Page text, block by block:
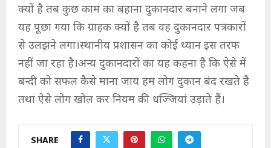
क्यों है तब कुछ काम का बहाना दुकानदार बनाने लगा जब
यह पूछा गया कि ग्राहक क्यों है तब वह दुकानदार पत्रकारों
से उलझने लगा।स्थानीय प्रशासन का कोई ध्यान इस तरफ
नहीं जा रहा है।अन्य दुकानदारों का यह कहना है कि ऐसे में
बन्दी को सफल कैसे माना जाय हम लोग दुकान बंद रखते है
तथा ऐसे लोग खोल कर नियम की धज्जियां उड़ाते हैं।
SHARE